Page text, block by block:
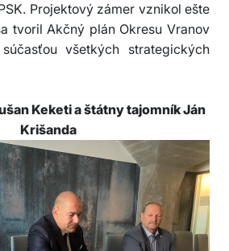
Projektový zámer vznikol ešte
tvoril Akčný plán Okresu Vranov
všetkých strategických
Keketi a štátny tajomník Ján
Krišanda